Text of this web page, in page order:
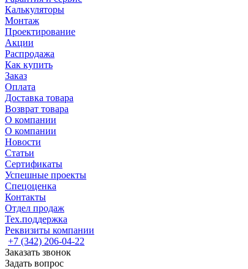
Калькуляторы
Монтаж
Проектирование
Акции
Распродажа
Как купить
Заказ
Оплата
Доставка товара
Возврат товара
О компании
О компании
Новости
Статьи
Сертификаты
Успешные проекты
Спецоценка
Контакты
Отдел продаж
Тех.поддержка
Реквизиты компании
+7 (342) 206-04-22
Заказать звонок
Задать вопрос